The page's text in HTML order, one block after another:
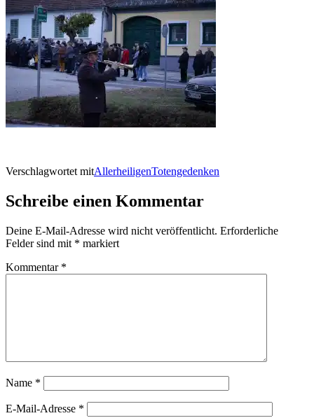
Verschlagwortet mitAllerheiligenTotengedenken
Schreibe einen Kommentar
Deine E-Mail-Adresse wird nicht veröffentlicht. Erforderliche
Felder sind mit * markiert
Kommentar *
Name *
E-Mail-Adresse *